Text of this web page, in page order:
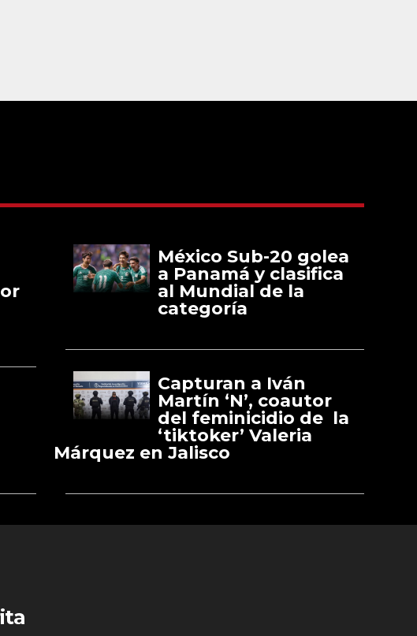
México Sub-20 golea
a Panamá y clasifica
al Mundial de la
categoría
Capturan a Iván
Martín ‘N’, coautor
del feminicidio de la
‘tiktoker’ Valeria
Márquez en Jalisco